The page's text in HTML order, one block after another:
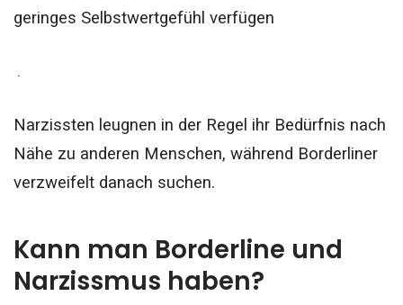
geringes Selbstwertgefühl verfügen
.
Narzissten leugnen in der Regel ihr Bedürfnis nach
Nähe zu anderen Menschen, während Borderliner
verzweifelt danach suchen.
Kann man Borderline und
Narzissmus haben?